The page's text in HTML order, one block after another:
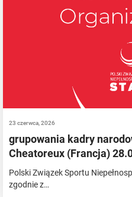
23 czerwca, 2026
grupowania kadry
Cheatoreux (Francja)
Polski Związek Sportu
zgodnie z…